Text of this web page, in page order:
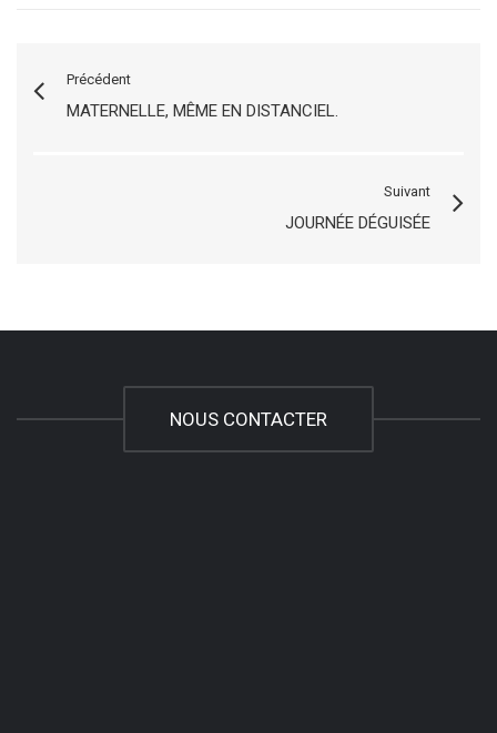
Précédent
MATERNELLE, MÊME EN DISTANCIEL.
Suivant
JOURNÉE DÉGUISÉE
NOUS CONTACTER